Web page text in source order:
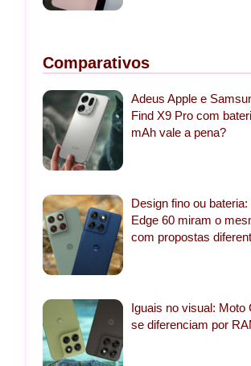
Comparativos
Adeus Apple e
Find X9 Pro com
mAh vale a pena?
Design fino ou
Edge 60 miram o
com propostas
Iguais no visual: Moto
se diferenciam por